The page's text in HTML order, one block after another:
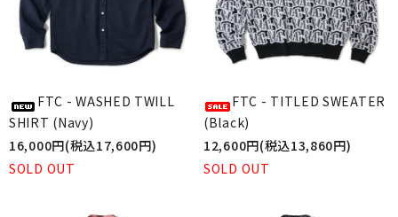
FTC - WASHED TWILL
SHIRT (Navy)
16,000円(税込17,600円)
SOLD OUT
FTC - TITLED SWEATER
(Black)
12,600円(税込13,860円)
SOLD OUT